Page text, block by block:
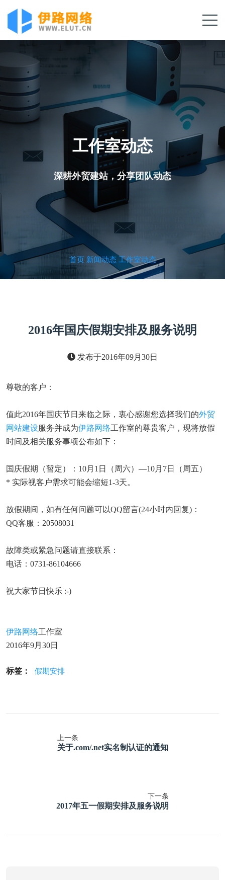
工作室动态
深耕外贸建站，分享团队动态
首页/新闻动态/工作室动态
2016年国庆假期安排及服务说明
发布于2016年09月30日
尊敬的客户：
值此2016年国庆节日来临之际，衷心感谢您选择我们的外贸
网站建设服务并成为伊路网络工作室的尊贵客户，现将放假
时间及相关服务事项公布如下：
国庆假期（暂定）：10月1日（周六）—10月7日（周五）
* 实际视客户需求可能会缩短1-3天。
放假期间，如有任何问题可以QQ留言(24小时内回复)：
QQ客服：20508031
故障类或紧急问题请直接联系：
电话：0731-86104666
祝大家节日快乐 :-)
伊路网络工作室
2016年9月30日
标签： 假期安排
上一条
关于.com/.net实名制认证的通知
下一条
2017年五一假期安排及服务说明